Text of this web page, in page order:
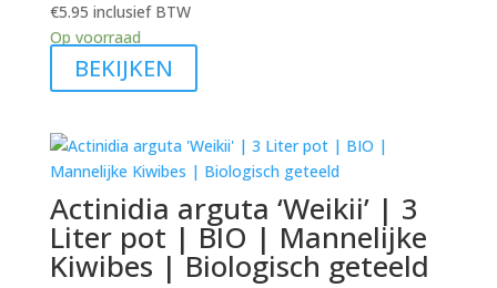
€5.95 inclusief BTW
Op voorraad
BEKIJKEN
Actinidia arguta ‘Weikii’ | 3
Liter pot | BIO | Mannelijke
Kiwibes | Biologisch geteeld